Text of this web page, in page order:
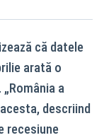
că datele
arată o
a
descriind
recesiune